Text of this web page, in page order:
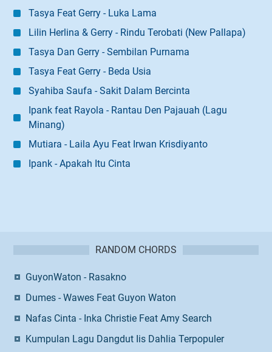
Tasya Feat Gerry - Luka Lama
Lilin Herlina & Gerry - Rindu Terobati (New Pallapa)
Tasya Dan Gerry - Sembilan Purnama
Tasya Feat Gerry - Beda Usia
Syahiba Saufa - Sakit Dalam Bercinta
Ipank feat Rayola - Rantau Den Pajauah (Lagu
Minang)
Mutiara - Laila Ayu Feat Irwan Krisdiyanto
Ipank - Apakah Itu Cinta
RANDOM CHORDS
GuyonWaton - Rasakno
Dumes - Wawes Feat Guyon Waton
Nafas Cinta - Inka Christie Feat Amy Search
Kumpulan Lagu Dangdut Iis Dahlia Terpopuler